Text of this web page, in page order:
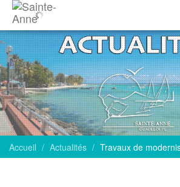
Accueil Actualités Travaux de